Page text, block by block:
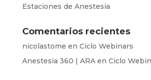
Estaciones de Anestesia
Comentarios recientes
nicolastome en Ciclo Webinars
Anestesia 360 | ARAen Ciclo